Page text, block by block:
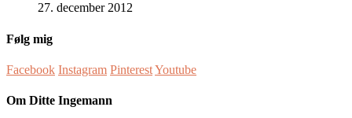
27. december 2012
Følg mig
Facebook Instagram PinterestYoutube
Om Ditte Ingemann